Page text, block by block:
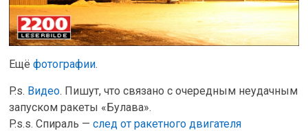
Ещёфотографии.
P.s. Видео. Пишут, что связано с очередным неудачным
запуском ракеты «Булава».
P.s.s. Спираль —след от ракетного двигателя